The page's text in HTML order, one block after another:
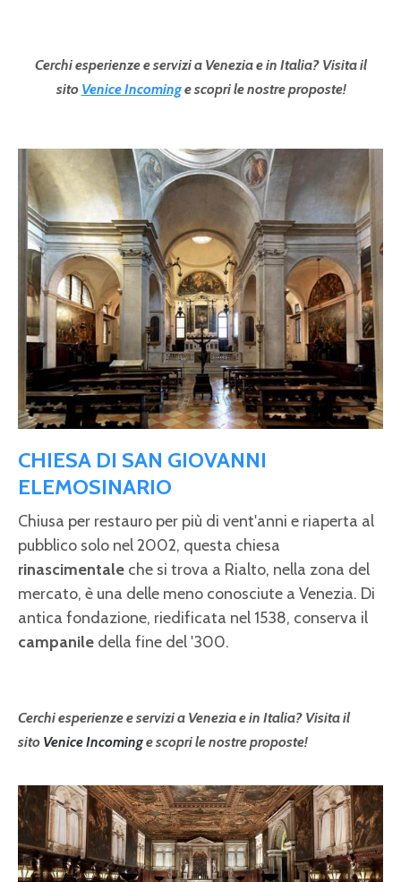
Cerchi esperienze e servizi a Venezia e in Italia? Visita il
sito Venice Incominge scopri le nostre proposte!
CHIESA DI SAN GIOVANNI
ELEMOSINARIO
Chiusa per restauro per più di vent'anni e riaperta al
pubblico solo nel 2002, questa chiesa
rinascimentale che si trova a Rialto, nella zona del
mercato, è una delle meno conosciute a Venezia. Di
antica fondazione, riedificata nel 1538, conserva il
campanile della fine del '300.
Cerchi esperienze e servizi a Venezia e in Italia? Visita il
sito Venice Incominge scopri le nostre proposte!
Pagine